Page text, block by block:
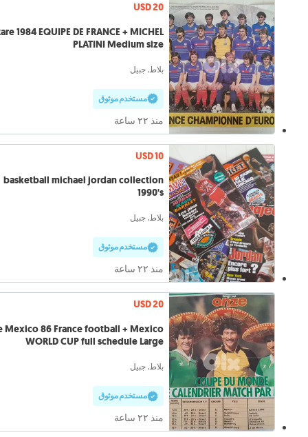
USD 20
1984 EQUIPE DE FRANCE + MICHEL
PLATINI Medium size
بلاط, جبيل
مستخدم موثوق
منذ ٢٢ ساعة
USD 10
basketball michael jordan collection
1990's
بلاط, جبيل
مستخدم موثوق
منذ ٢٢ ساعة
USD 20
Mexico 86 France football + Mexico
WORLD CUP full schedule Large
بلاط, جبيل
مستخدم موثوق
منذ ٢٢ ساعة